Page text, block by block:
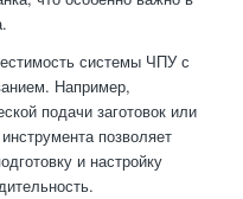
системы ЧПУ с
Например,
подачи заготовок или
позволяет
и настройку